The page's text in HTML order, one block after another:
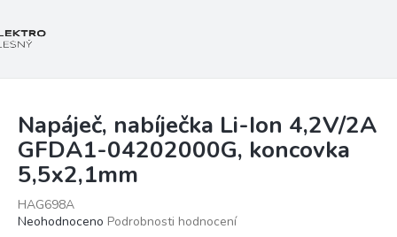
Napáječ, nabíječka Li-Ion 4,2V/2A
GFDA1-04202000G, koncovka
5,5x2,1mm
HAG698A
Průměrné
Neohodnoceno Podrobnosti hodnocení